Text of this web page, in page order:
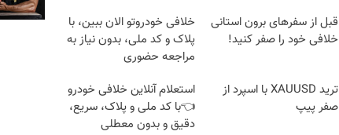
قبل از سفرهای برون استانی
خلافی خود را صفر کنید!
خلافی خودروتو الان ببین، با
پلاک و کد ملی، بدون نیاز به
مراجعه حضوری
ترید XAUUSD با اسپرد از
صفر پیپ
استعلام آنلاین خلافی خودرو
👈با کد ملی و پلاک، سریع،
دقیق و بدون معطلی